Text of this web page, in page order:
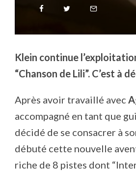
Klein continue
“Chanson de Lili”. C’est à
Après avoir travaillé avec
accompagné en tant que
décidé de se consacrer à
débuté cette nouvelle
riche de 8 pistes dont